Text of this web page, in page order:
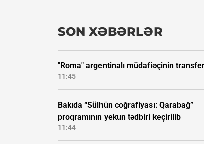
SON XƏBƏRLƏR
"Roma" argentinalı müdafiəçinin
11:45
Bakıda “Sülhün coğrafiyası: Qarabağ”
proqramının yekun tədbiri keçirilib
11:44